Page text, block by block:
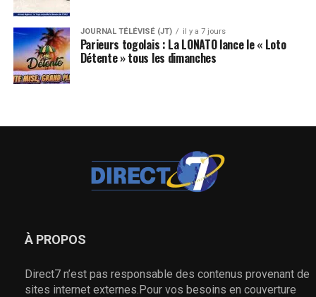
JOURNAL TÉLÉVISÉ (JT) il y a 7 jours
Parieurs togolais : La LONATO lance le « Loto
Détente » tous les dimanches
À PROPOS
Direct7 n’est pas responsable des contenus provenant de
sites internet externes.Pour vos besoins en couverture